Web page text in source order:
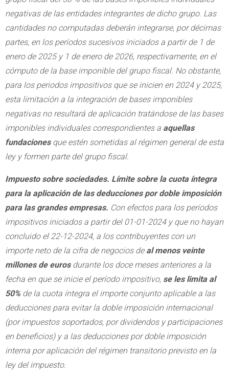
negativas de las entidades integrantes de dicho grupo. Las
cantidades no computadas deberán integrarse, por décimas
partes, en los períodos sucesivos iniciados a partir de 1 de
enero de 2025 y 1 de enero de 2026, respectivamente, en el
cómputo de la base imponible del grupo fiscal. No obstante,
para los periodos impositivos que se inicien en 2024 y 2025,
esta limitación a la integración de bases imponibles
negativas no resultará de aplicación tratándose de las bases
imponibles individuales correspondientes a aquellas
fundacionesque estén sometidas al régimen general de esta
ley y formen parte del grupo fiscal.
Impuesto sobre sociedades. Límite sobre la cuota íntegra
para la aplicación de las deducciones por doble imposición
para las grandes empresas. Con efectos para los períodos
impositivos iniciados a partir del 01-01-2024 y que no hayan
concluido el 22-12-2024, a los contribuyentes con un
importe neto de la cifra de negocios de al menos veinte
millones de eurosdurante los doce meses anteriores a la
fecha en que se inicie el período impositivo, se les limita al
50% de la cuota íntegra el importe conjunto aplicable a las
deducciones para evitar la doble imposición internacional
(por impuestos soportados, por dividendos y participaciones
en beneficios) y a las deducciones por doble imposición
interna por aplicación del régimen transitorio previsto en la
ley del impuesto.